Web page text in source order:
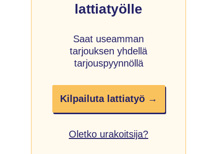
lattiatyölle
Saat useamman
tarjouksen yhdellä
tarjouspyynnöllä
Kilpailuta lattiatyö →
Oletko urakoitsija?